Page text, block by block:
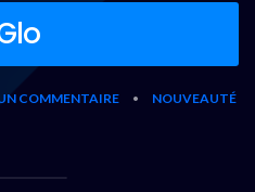
COMMENTAIRE •
NOUVEAUTÉ